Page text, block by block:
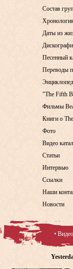
Состав
Даты из
Песенный
Переводы
"The Fifth
Фильмы
Книги о
Фото
Видео
Статьи
Интервью
Ссылки
Наши
Новости
• Видео